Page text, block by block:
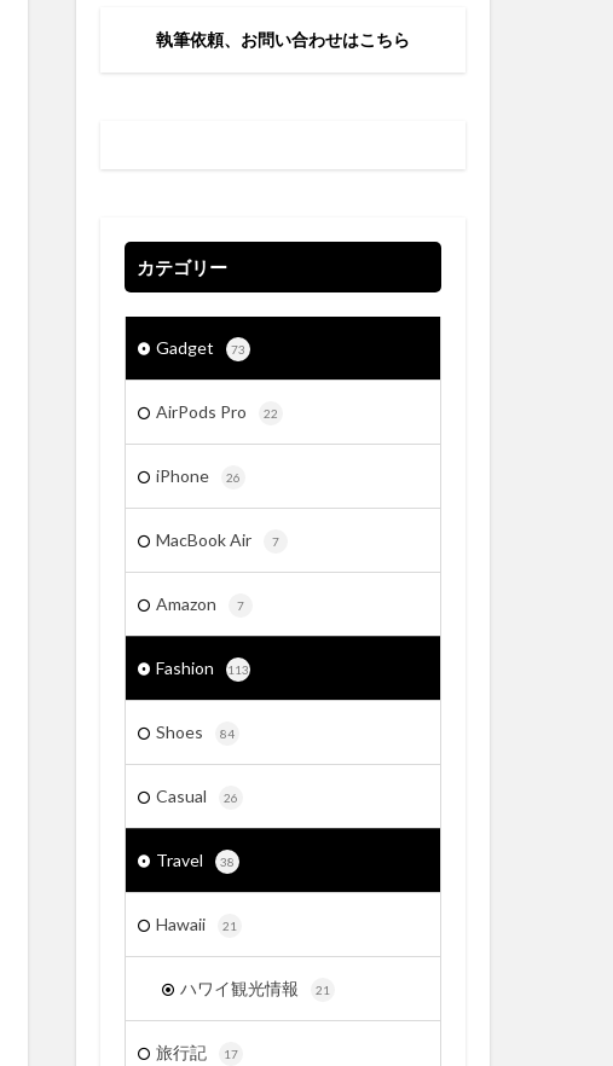
執筆依頼、お問い合わせはこちら
カテゴリー
Gadget 73
AirPods Pro 22
iPhone 26
MacBook Air 7
Amazon 7
Fashion 113
Shoes 84
Casual 26
Travel 38
Hawaii 21
ハワイ観光情報 21
旅行記 17